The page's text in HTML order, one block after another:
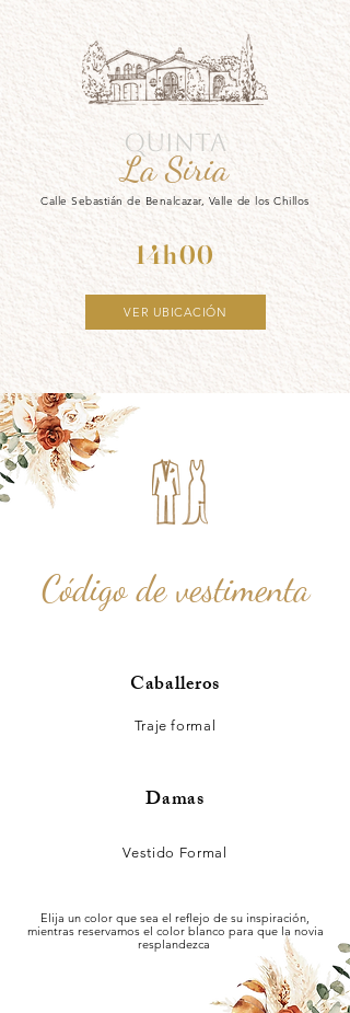
La Siria
QUINTA
Calle Sebastián de Benalcazar, Valle de los Chillos
14h00
VER UBICACIÓN
Código de vestimenta
Caballeros
Traje formal
Damas
Vestido Formal
Elija un color que sea el reflejo de su inspiración,
mientras reservamos el color blanco para que la novia
resplandezca